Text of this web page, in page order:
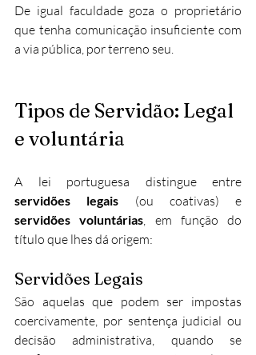
De igual faculdade goza o proprietário
que tenha comunicação insuficiente com
a via pública, por terreno seu.​
Tipos de Servidão: Legal
e voluntária
servidões legais
servidões voluntárias, em função do
título que lhes dá origem:
Servidões Legais
São aquelas que podem ser impostas
coercivamente, por sentença judicial ou
decisão administrativa, quando se